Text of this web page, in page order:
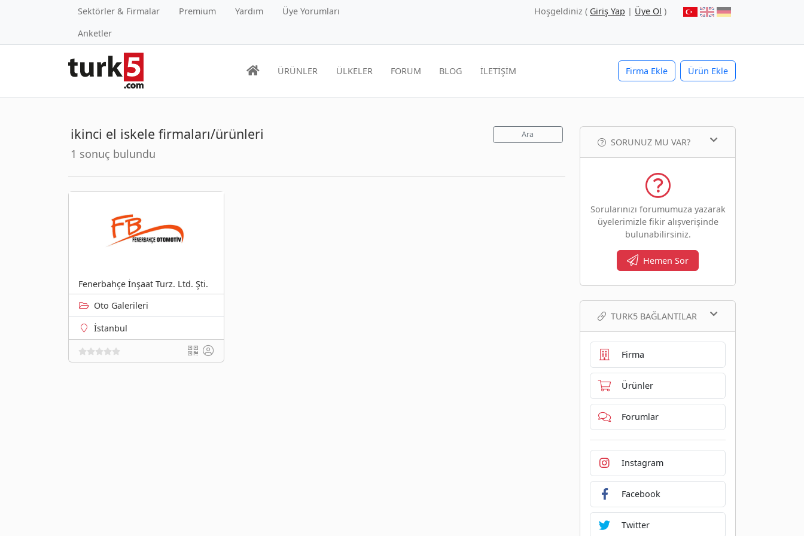
Sektörler & Firmalar Premium Yardım
Üye Yorumları
Anketler
Hoşgeldiniz ( Giriş Yap | Üye Ol )
Firma Ekle Ürün Ekle
ÜRÜNLER ÜLKELER FORUM BLOG İLETİŞİM
ikinci el iskele firmaları/ürünleri
1 sonuç bulundu
Ara
Fenerbahçe İnşaat Turz. Ltd. Şti.
Oto Galerileri
İstanbul
SORUNUZ MU VAR?
Sorularınızı forumumuza yazarak
üyelerimizle fikir alışverişinde
bulunabilirsiniz.
Hemen Sor
TURK5 BAĞLANTILAR
Firma
Ürünler
Forumlar
Instagram
Facebook
Twitter